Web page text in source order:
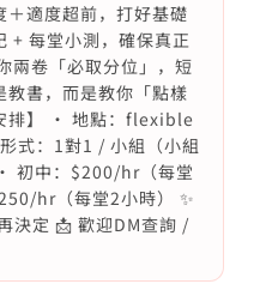
適度超前，打好基礎
+ 每堂小測，確保真正
兩卷「必取分位」，短
教書，而是教你「點樣
排】 • 地點：flexible
式：1對1 / 小組（小組
初中：$200/hr（每堂
hr（每堂2小時） ✨
決定 📩 歡迎DM查詢 /